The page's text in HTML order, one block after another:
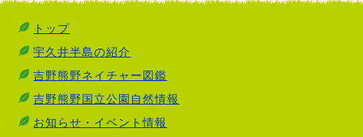
トップ
宇久井半島の紹介
吉野熊野ネイチャー図鑑
吉野熊野国立公園自然情報
お知らせ・イベント情報